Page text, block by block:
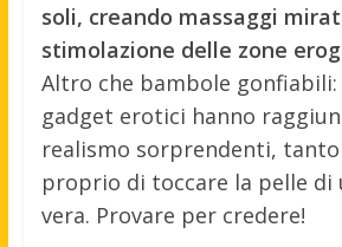
soli, creando massaggi
stimolazione delle zone
Altro che bambole
gadget erotici hanno
realismo sorprendenti,
proprio di toccare la pelle di
vera. Provare per credere!